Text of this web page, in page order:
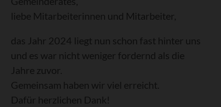
liebe Mitarbeiterinnen und Mitarbeiter,
das Jahr 2024 liegt nun schon fast hinter uns
und es war nicht weniger fordernd als die
Jahre zuvor.
Gemeinsam haben wir viel erreicht.
Dafür herzlichen Dank!